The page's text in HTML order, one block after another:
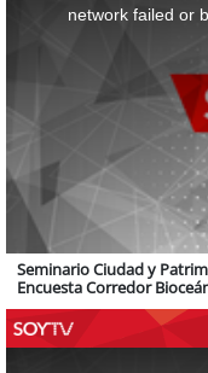
network failed or
Seminario Ciudad y
Encuesta Corredor